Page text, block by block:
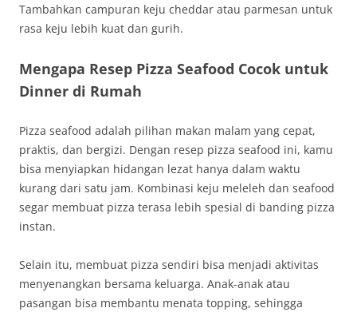
Tambahkan campuran keju cheddar atau parmesan untuk
rasa keju lebih kuat dan gurih.
Mengapa Resep Pizza Seafood Cocok untuk
Dinner di Rumah
Pizza seafood adalah pilihan makan malam yang cepat,
praktis, dan bergizi. Dengan resep pizza seafood ini, kamu
bisa menyiapkan hidangan lezat hanya dalam waktu
kurang dari satu jam. Kombinasi keju meleleh dan seafood
segar membuat pizza terasa lebih spesial di banding pizza
instan.
Selain itu, membuat pizza sendiri bisa menjadi aktivitas
menyenangkan bersama keluarga. Anak-anak atau
pasangan bisa membantu menata topping, sehingga